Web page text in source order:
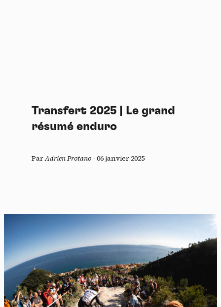
Transfert 2025 | Le grand
résumé enduro
ParAdrien Protano - 06 janvier 2025